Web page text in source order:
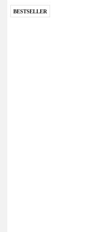
BESTSELLER